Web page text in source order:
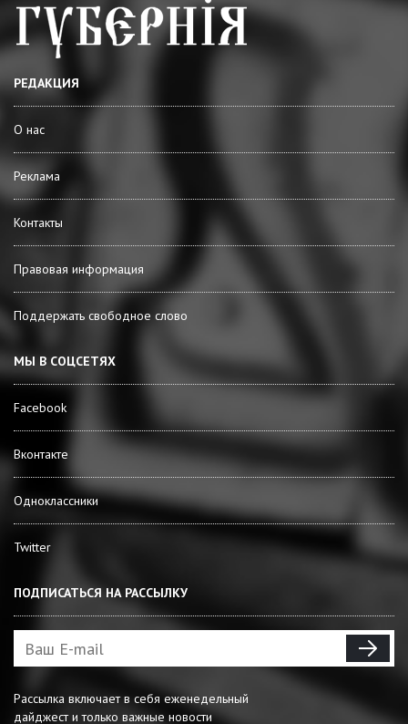
РЕДАКЦИЯ
О нас
Реклама
Контакты
Правовая информация
Поддержать свободное слово
МЫ В СОЦСЕТЯХ
Facebook
Вконтакте
Одноклассники
Twitter
ПОДПИСАТЬСЯ НА РАССЫЛКУ
Рассылка включает в себя еженедельный
дайджест и только важные новости